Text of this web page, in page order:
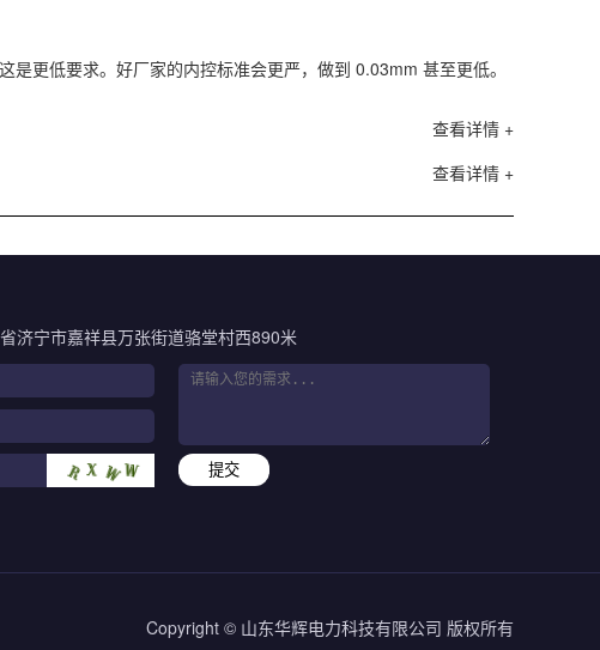
更低要求。好厂家的内控标准会更严，做到 0.03mm 甚至更低。
查看详情 +
查看详情 +
济宁市嘉祥县万张街道骆堂村西890米
提交
Copyright © 山东华辉电力科技有限公司 版权所有